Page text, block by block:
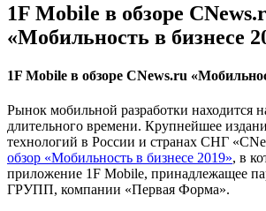
1F Mobile в обзоре
«Мобильность в бизнесе
1F Mobile в обзоре CNews.ru
Рынок мобильной разработки находится
длительного времени. Крупнейшее
технологий в России и странах СНГ
обзор «Мобильность в бизнесе 2019», в
приложение 1F Mobile, принадлежащее
ГРУПП, компании «Первая Форма».